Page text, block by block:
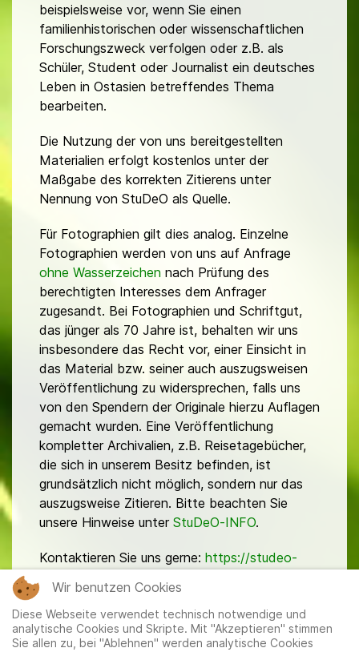
beispielsweise vor, wenn Sie einen
familienhistorischen oder wissenschaftlichen
Forschungszweck verfolgen oder z.B. als
Schüler, Student oder Journalist ein deutsches
Leben in Ostasien betreffendes Thema
bearbeiten.
Die Nutzung der von uns bereitgestellten
Materialien erfolgt kostenlos unter der
Maßgabe des korrekten Zitierens unter
Nennung von StuDeO als Quelle.
Für Fotographien gilt dies analog. Einzelne
Fotographien werden von uns auf Anfrage
ohne Wasserzeichen nach Prüfung des
berechtigten Interesses dem Anfrager
zugesandt. Bei Fotographien und Schriftgut,
das jünger als 70 Jahre ist, behalten wir uns
insbesondere das Recht vor, einer Einsicht in
das Material bzw. seiner auch auszugsweisen
Veröffentlichung zu widersprechen, falls uns
von den Spendern der Originale hierzu Auflagen
gemacht wurden. Eine Veröffentlichung
kompletter Archivalien, z.B. Reisetagebücher,
die sich in unserem Besitz befinden, ist
grundsätzlich nicht möglich, sondern nur das
auszugsweise Zitieren. Bitte beachten Sie
unsere Hinweise unter StuDeO-INFO.
Kontaktieren Sie uns gerne: https://studeo-
Wir benutzen Cookies
Diese Webseite verwendet technisch notwendige und
analytische Cookies und Skripte. Mit "Akzeptieren" stimmen
Sie allen zu, bei "Ablehnen" werden analytische Cookies